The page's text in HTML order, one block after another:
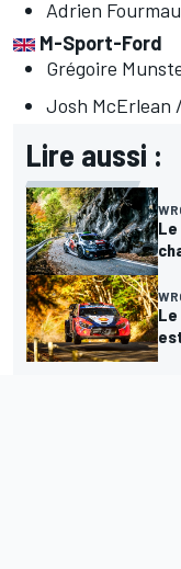
Adrien
M-Sport-Ford
Grégoire
Josh McErlean
Lire aussi :
Le
Le